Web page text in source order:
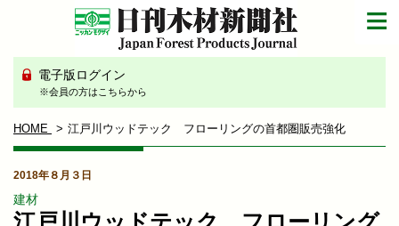
電子版ログイン
※会員の方はこちらから
HOME 江戸川ウッドテック フローリングの首都圏販売強化
2018年８月３日
建材